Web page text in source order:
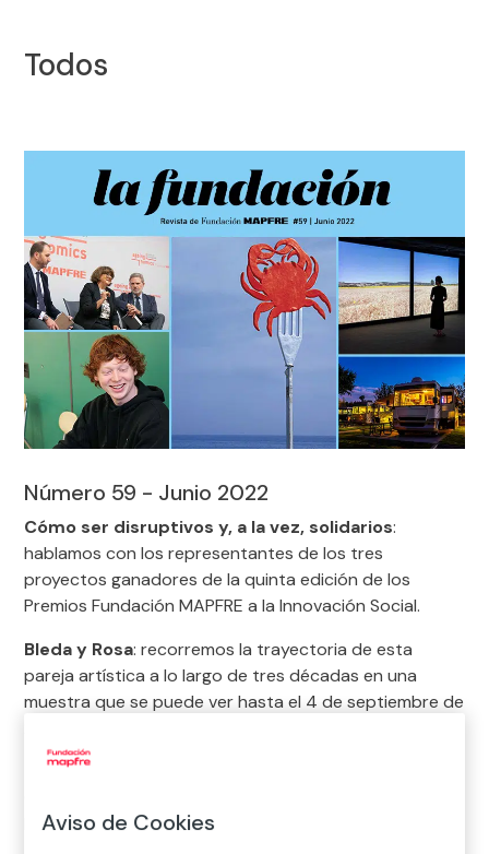
Todos
Número 59 - Junio 2022
Cómo ser disruptivos y, a la vez, solidarios:
hablamos con los representantes de los tres
proyectos ganadores de la quinta edición de los
Premios Fundación MAPFRE a la Innovación Social.
Bleda y Rosa: recorremos la trayectoria de esta
pareja artística a lo largo de tres décadas en una
muestra que se puede ver hasta el 4 de septiembre de
Pérez Siquier
Recoletos de Madrid hasta el 28 de agosto.
Aviso de Cookies